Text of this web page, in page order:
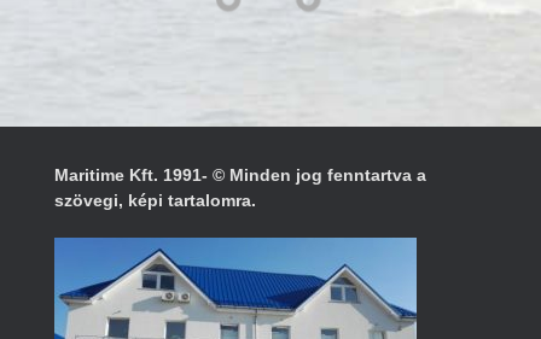
Maritime Kft. 1991- © Minden jog fenntartva a
szövegi, képi tartalomra.